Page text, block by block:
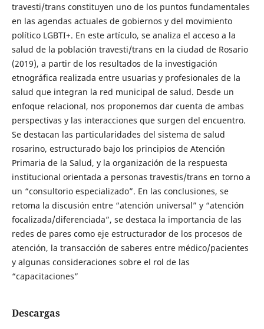
travesti/trans constituyen uno de los puntos fundamentales
en las agendas actuales de gobiernos y del movimiento
político LGBTI+. En este artículo, se analiza el acceso a la
salud de la población travesti/trans en la ciudad de Rosario
(2019), a partir de los resultados de la investigación
etnográfica realizada entre usuarias y profesionales de la
salud que integran la red municipal de salud. Desde un
enfoque relacional, nos proponemos dar cuenta de ambas
perspectivas y las interacciones que surgen del encuentro.
Se destacan las particularidades del sistema de salud
rosarino, estructurado bajo los principios de Atención
Primaria de la Salud, y la organización de la respuesta
institucional orientada a personas travestis/trans en torno a
un “consultorio especializado”. En las conclusiones, se
retoma la discusión entre “atención universal” y “atención
focalizada/diferenciada”, se destaca la importancia de las
redes de pares como eje estructurador de los procesos de
atención, la transacción de saberes entre médico/pacientes
y algunas consideraciones sobre el rol de las
“capacitaciones”
Descargas